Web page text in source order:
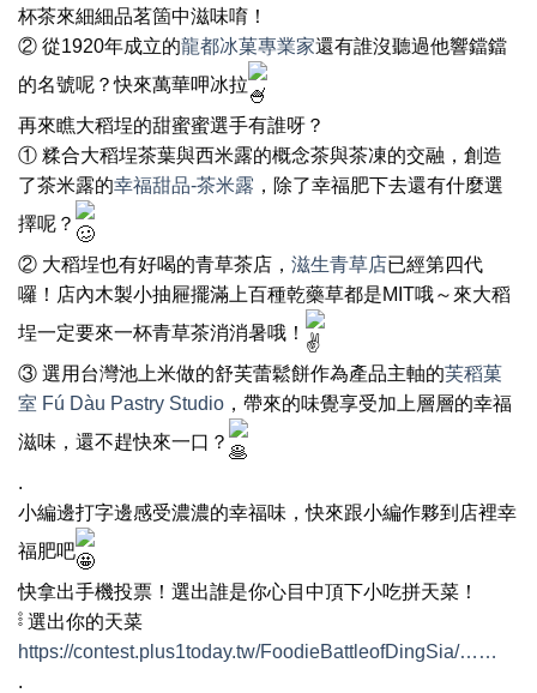
杯茶來細細品茗箇中滋味唷！
② 從1920年成立的龍都冰菓專業家還有誰沒聽過他響鐺鐺
的名號呢？快來萬華呷冰拉
再來瞧大稻埕的甜蜜蜜選手有誰呀？
① 糅合大稻埕茶葉與西米露的概念茶與茶凍的交融，創造
了茶米露的幸福甜品-茶米露 ，除了幸福肥下去還有什麼選
擇呢？
② 大稻埕也有好喝的青草茶店， 滋生青草店已經第四代
囉！店內木製小抽屜擺滿上百種乾藥草都是MIT哦～來大稻
埕一定要來一杯青草茶消消暑哦！
③ 選用台灣池上米做的舒芙蕾鬆餅作為產品主軸的芙稻菓
室 Fú Dàu Pastry Studio ，帶來的味覺享受加上層層的幸福
滋味，還不趕快來一口？
.
小編邊打字邊感受濃濃的幸福味，快來跟小編作夥到店裡幸
福肥吧
快拿出手機投票！選出誰是你心目中頂下小吃拼天菜！
𓏬 選出你的天菜
https://contest.plus1today.tw/FoodieBattleofDingSia/……
.